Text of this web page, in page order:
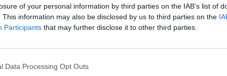
of your personal information by third parties on the IAB’s list of
This information may also be disclosed by us to third parties on the
Participants that may further disclose it to other third parties.
Data Processing Opt Outs
"Ah dimenticavo:mio padre ha un aneurisma addominale